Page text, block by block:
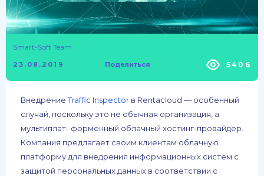
Smart-Soft Team
23.08.2019 Поделиться 5406
ВнедрениеTraffic Inspector в Rentacloud — особенный
случай, поскольку это не обычная организация, а
мультиплат- форменный облачный хостинг-провайдер.
Компания предлагает своим клиентам облачную
платформу для внедрения информационных систем с
защитой персональных данных в соответствии с